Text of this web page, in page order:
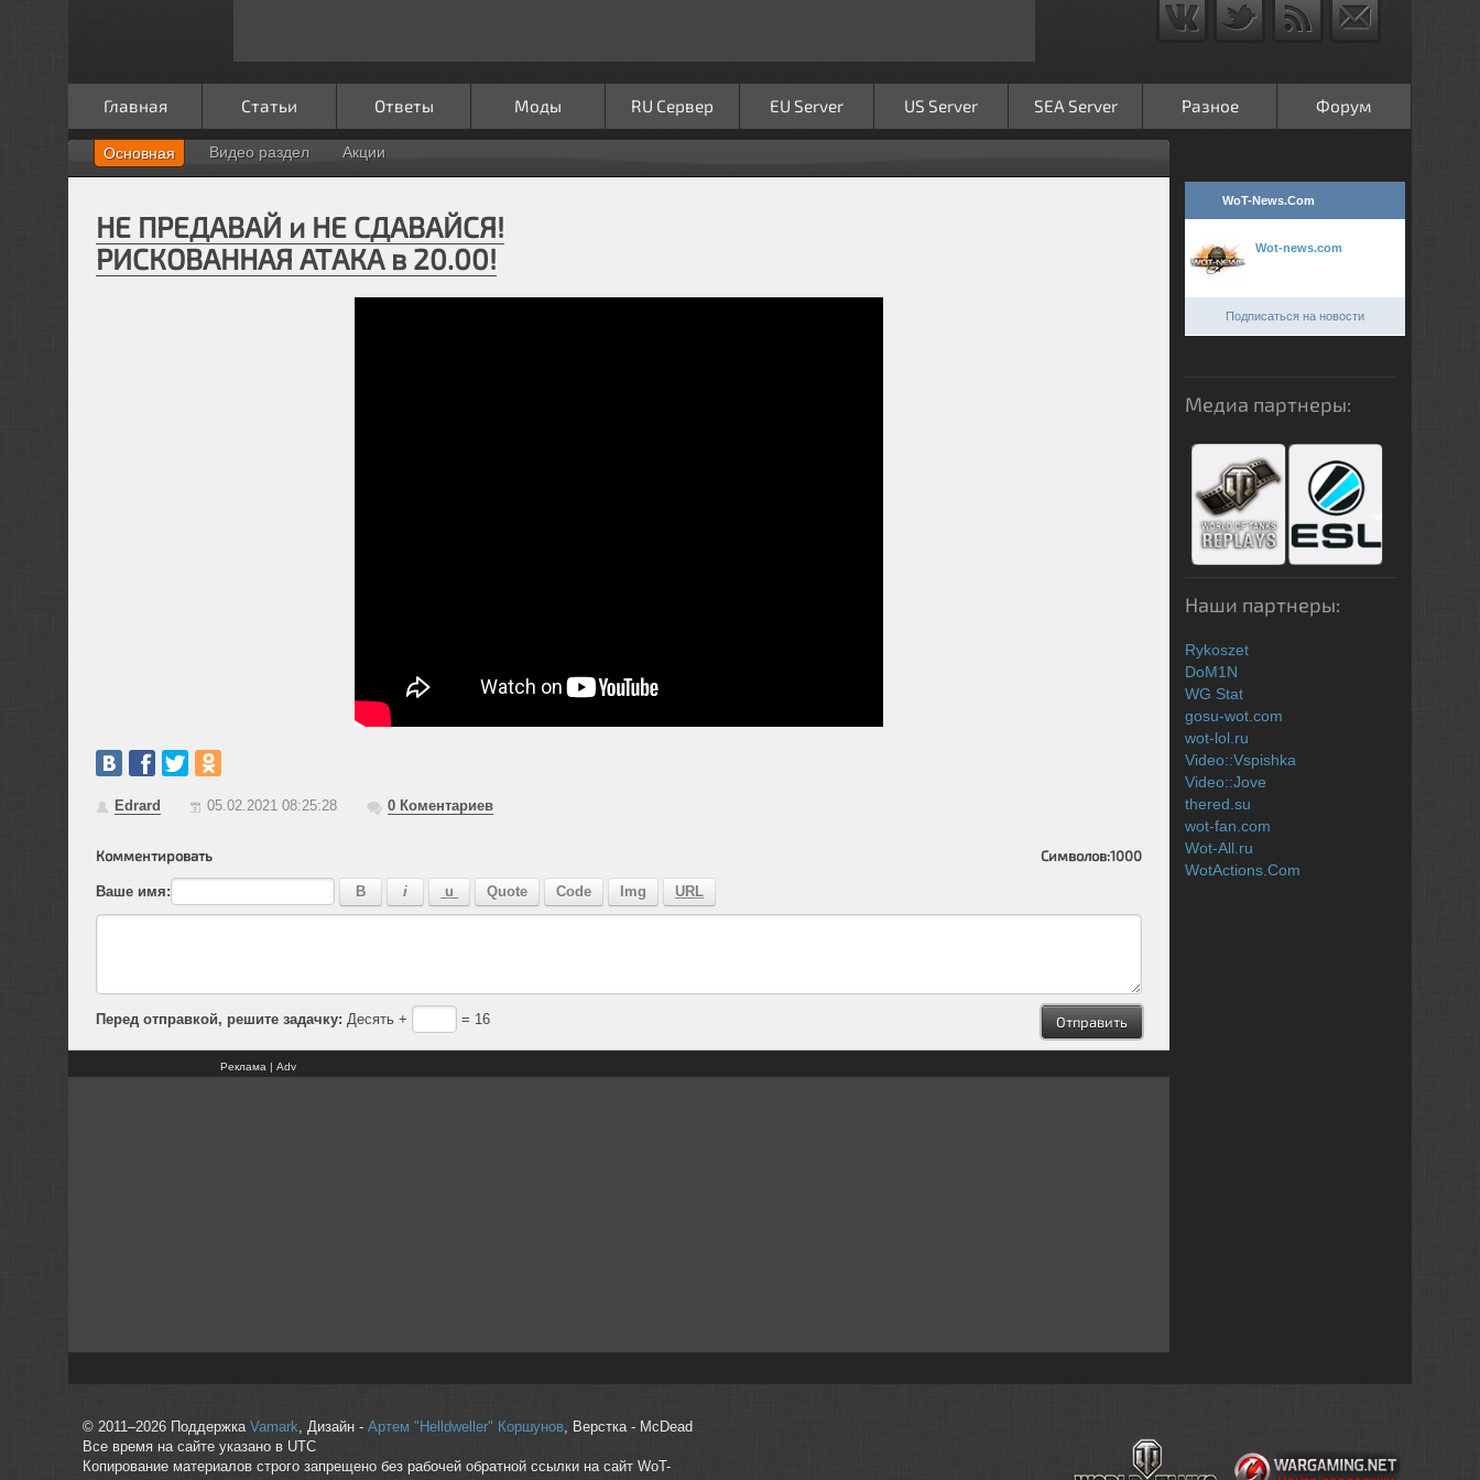
Главная Статьи Ответы Моды RU Сервер EU Server US Server SEA Server Разное Форум
Основная Видео раздел Акции
НЕ ПРЕДАВАЙ и НЕ СДАВАЙСЯ!
РИСКОВАННАЯ АТАКА в 20.00!
Edrard 05.02.2021 08:25:28 0Коментариев
Комментировать Символов:1000
Ваше имя:
Перед отправкой, решите задачку: Десять + = 16
Реклама | Adv
WoT-News.Com
Wot-news.com
Подписаться на новости
Медиа партнеры:
Наши партнеры:
Rykoszet
DoM1N
WG Stat
gosu-wot.com
wot-lol.ru
Video::Vspishka
Video::Jove
thered.su
wot-fan.com
Wot-All.ru
WotActions.Com
© 2011–2026 Поддержка Vamark , Дизайн - Артем "Helldweller" Коршунов, Верстка - McDead
Все время на сайте указано в UTC
Копирование материалов строго запрещено без рабочей обратной ссылки на сайт WoT-